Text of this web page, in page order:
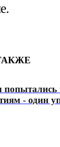
- один